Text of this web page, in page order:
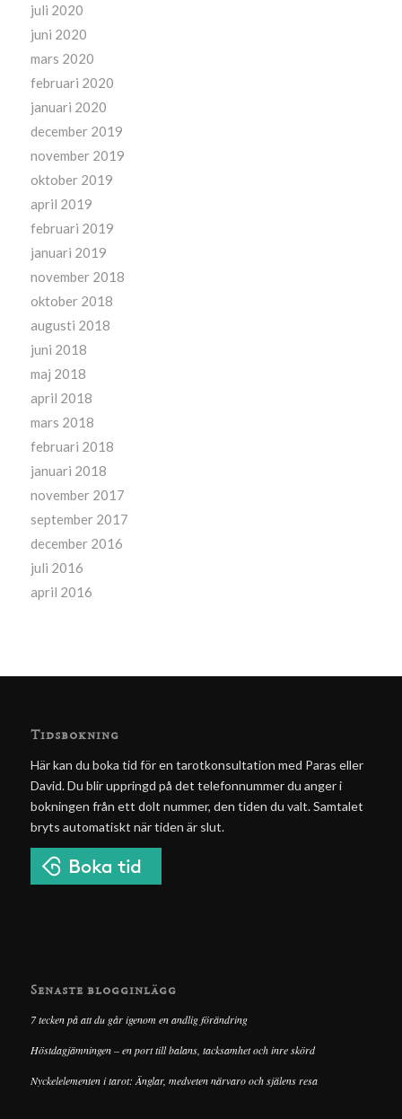
juli 2020
juni 2020
mars 2020
februari 2020
januari 2020
december 2019
november 2019
oktober 2019
april 2019
februari 2019
januari 2019
november 2018
oktober 2018
augusti 2018
juni 2018
maj 2018
april 2018
mars 2018
februari 2018
januari 2018
november 2017
september 2017
december 2016
juli 2016
april 2016
Tidsbokning
Här kan du boka tid för en tarotkonsultation med Paras eller
David. Du blir uppringd på det telefonnummer du anger i
bokningen från ett dolt nummer, den tiden du valt. Samtalet
bryts automatiskt när tiden är slut.
Senaste blogginlägg
7 tecken på att du går igenom en andlig förändring
Höstdagjämningen – en port till balans, tacksamhet och inre skörd
Nyckelelementen i tarot: Änglar, medveten närvaro och själens resa